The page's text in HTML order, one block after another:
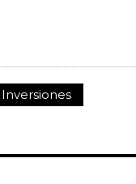
Inversiones